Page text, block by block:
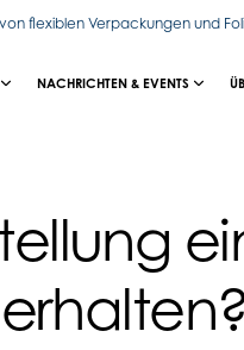
flexiblen Verpackungen und
NACHRICHTEN & EVENTS